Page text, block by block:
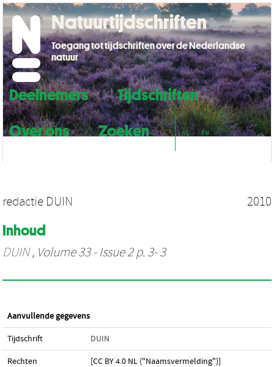
Deelnemers
Tijdschriften
Over ons
Zoeken NL EN
Natuurtijdschriften
Toegang tot tijdschriften over de Nederlandse
natuur
redactie DUIN 2010
Inhoud
DUIN, Volume 33 - Issue 2 p. 3- 3
Aanvullende gegevens
Tijdschrift DUIN
Rechten
[CC BY 4.0 NL ("Naamsvermelding")]